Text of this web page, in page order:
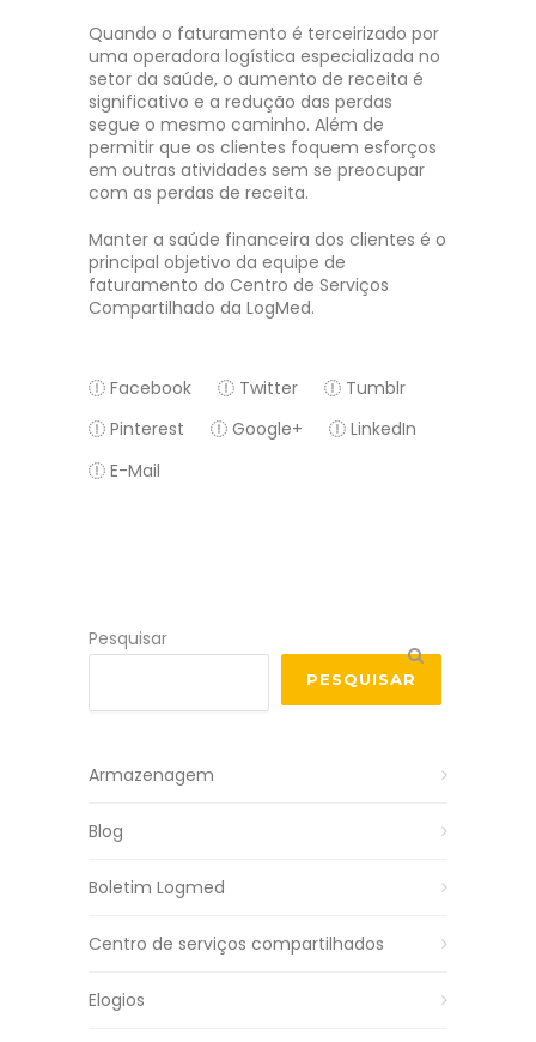
Quando o faturamento é terceirizado por
uma operadora logística especializada no
setor da saúde, o aumento de receita é
significativo e a redução das perdas
segue o mesmo caminho. Além de
permitir que os clientes foquem esforços
em outras atividades sem se preocupar
com as perdas de receita.
Manter a saúde financeira dos clientes é o
principal objetivo da equipe de
faturamento do Centro de Serviços
Compartilhado da LogMed.
Facebook Twitter
Tumblr
Pinterest
Google+
LinkedIn
E-Mail
Pesquisar
PESQUISAR
Armazenagem
Blog
Boletim Logmed
Centro de serviços compartilhados
Elogios